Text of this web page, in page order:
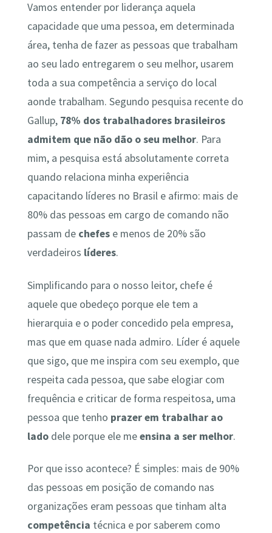
Vamos entender por liderança aquela
capacidade que uma pessoa, em determinada
área, tenha de fazer as pessoas que trabalham
ao seu lado entregarem o seu melhor, usarem
toda a sua competência a serviço do local
aonde trabalham. Segundo pesquisa recente do
Gallup, 78% dos trabalhadores brasileiros
admitem que não dão o seu melhor. Para
mim, a pesquisa está absolutamente correta
quando relaciona minha experiência
capacitando líderes no Brasil e afirmo: mais de
80% das pessoas em cargo de comando não
passam de chefese menos de 20% são
verdadeiros líderes.
Simplificando para o nosso leitor, chefe é
aquele que obedeço porque ele tem a
hierarquia e o poder concedido pela empresa,
mas que em quase nada admiro. Líder é aquele
que sigo, que me inspira com seu exemplo, que
respeita cada pessoa, que sabe elogiar com
frequência e criticar de forma respeitosa, uma
pessoa que tenho prazer em trabalhar ao
ladodele porque ele meensina a ser melhor.
Por que isso acontece? É simples: mais de 90%
das pessoas em posição de comando nas
organizações eram pessoas que tinham alta
competência técnica e por saberem como